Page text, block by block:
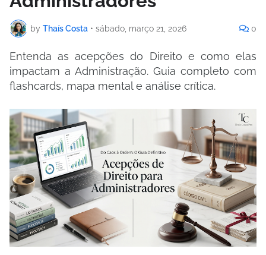
by Thaís Costa • sábado, março 21, 2026 0
Entenda as acepções do Direito e como elas
impactam a Administração. Guia completo com
flashcards, mapa mental e análise crítica.